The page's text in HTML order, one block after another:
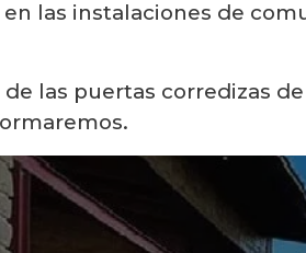
las instalaciones de
las puertas corredizas